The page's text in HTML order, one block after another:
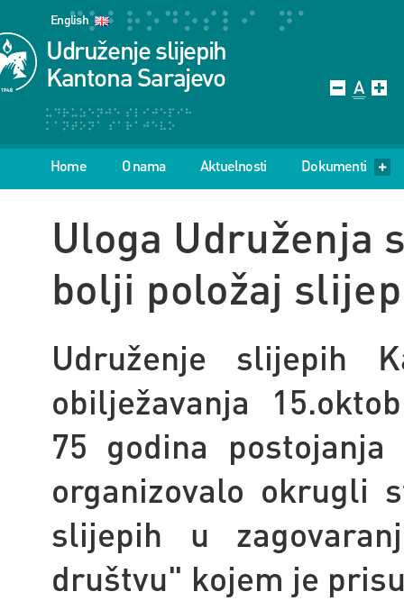
English
Udruženje slijepih
Kantona Sarajevo
Home O nama Aktuelnosti Dokumenti
Uloga Udruženja
bolji položaj
Udruženje slijepih
obilježavanja
75 godina
organizovalo
slijepih u
društvu" kojem je